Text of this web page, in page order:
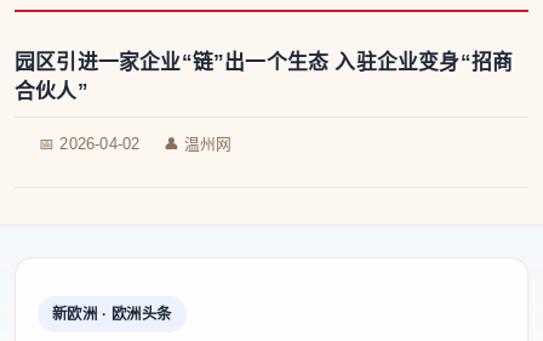
园区引进一家企业“链”出一个生态 入驻企业变身“招商
合伙人”
📅 2026-04-02 👤 温州网
新欧洲 · 欧洲头条